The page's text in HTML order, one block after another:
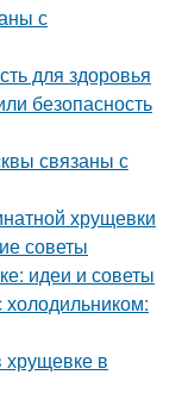
с
для здоровья
безопасность
связаны с
хрущевки
советы
идеи и советы
холодильником:
хрущевке в